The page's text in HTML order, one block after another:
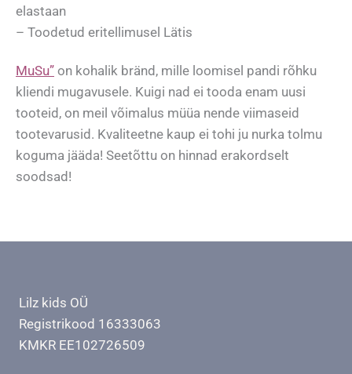
elastaan
– Toodetud eritellimusel Lätis
MuSu” on kohalik bränd, mille loomisel pandi rõhku
kliendi mugavusele. Kuigi nad ei tooda enam uusi
tooteid, on meil võimalus müüa nende viimaseid
tootevarusid. Kvaliteetne kaup ei tohi ju nurka tolmu
koguma jääda! Seetõttu on hinnad erakordselt
soodsad!
Lilz kids OÜ
Registrikood 16333063
KMKR EE102726509